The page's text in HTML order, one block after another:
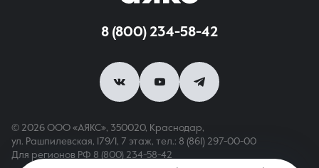
8 (800) 234-58-42
© 2026 ООО «АЯКС», 350020, Краснодар,
ул. Рашпилевская, 179/1, 7 этаж, тел.: 8 (861) 297-00-00
Для регионов РФ 8 (800) 234-58-42